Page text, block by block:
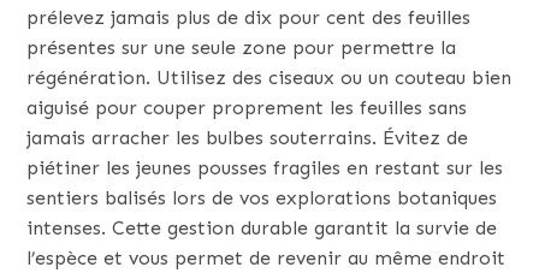
prélevez jamais plus de dix pour cent des feuilles
présentes sur une seule zone pour permettre la
régénération. Utilisez des ciseaux ou un couteau bien
aiguisé pour couper proprement les feuilles sans
jamais arracher les bulbes souterrains. Évitez de
piétiner les jeunes pousses fragiles en restant sur les
sentiers balisés lors de vos explorations botaniques
intenses. Cette gestion durable garantit la survie de
l’espèce et vous permet de revenir au même endroit